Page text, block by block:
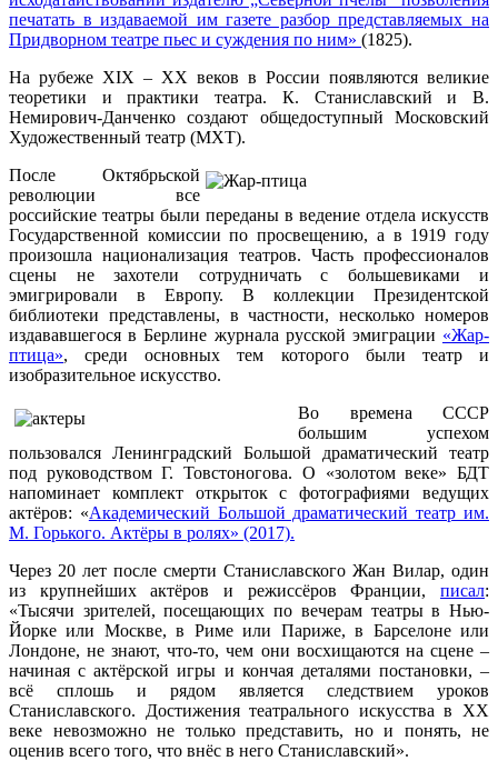
печатать в издаваемой им газете разбор представляемых на
Придворном театре пьес и суждения по ним» (1825).
На рубеже XIX – XX веков в России появляются великие
теоретики и практики театра. К. Станиславский и В.
Немирович-Данченко создают общедоступный Московский
Художественный театр (МХТ).
После Октябрьской
революции все
российские театры были переданы в ведение отдела искусств
Государственной комиссии по просвещению, а в 1919 году
произошла национализация театров. Часть профессионалов
сцены не захотели сотрудничать с большевиками и
эмигрировали в Европу. В коллекции Президентской
библиотеки представлены, в частности, несколько номеров
издававшегося в Берлине журнала русской эмиграции «Жар-
птица», среди основных тем которого были театр и
изобразительное искусство.
Во времена СССР
большим успехом
пользовался Ленинградский Большой драматический театр
под руководством Г. Товстоногова. О «золотом веке» БДТ
напоминает комплект открыток с фотографиями ведущих
актёров: «Академический Большой драматический театр им.
М. Горького. Актёры в ролях» (2017).
Через 20 лет после смерти Станиславского Жан Вилар, один
из крупнейших актёров и режиссёров Франции, писал:
«Тысячи зрителей, посещающих по вечерам театры в Нью-
Йорке или Москве, в Риме или Париже, в Барселоне или
Лондоне, не знают, что-то, чем они восхищаются на сцене –
начиная с актёрской игры и кончая деталями постановки, –
всё сплошь и рядом является следствием уроков
Станиславского. Достижения театрального искусства в XX
веке невозможно не только представить, но и понять, не
оценив всего того, что внёс в него Станиславский».